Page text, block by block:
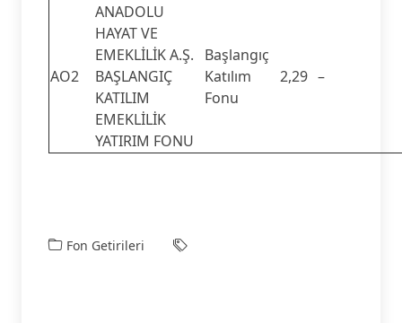
AO2
ANADOLU
HAYAT VE
EMEKLİLİK A.Ş.
BAŞLANGIÇ
KATILIM
EMEKLİLİK
YATIRIM FONU
Başlangıç
Katılım
Fonu
2,29 –
Fon Getirileri